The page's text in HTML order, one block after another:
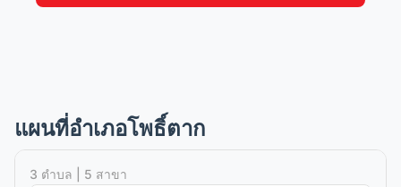
แผนที่อำเภอโพธิ์ตาก
3 ตำบล | 5 สาขา